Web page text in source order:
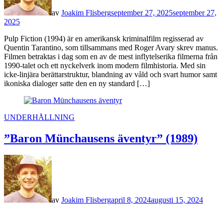
av Joakim Flisbergseptember 27, 2025september 27,
2025
Pulp Fiction (1994) är en amerikansk kriminalfilm regisserad av
Quentin Tarantino, som tillsammans med Roger Avary skrev manus.
Filmen betraktas i dag som en av de mest inflytelserika filmerna från
1990-talet och ett nyckelverk inom modern filmhistoria. Med sin
icke-linjära berättarstruktur, blandning av våld och svart humor samt
ikoniska dialoger satte den en ny standard […]
POSTED
UNDERHÅLLNING
”Baron Münchausens äventyr” (1989)
av Joakim Flisbergapril 8, 2024augusti 15, 2024